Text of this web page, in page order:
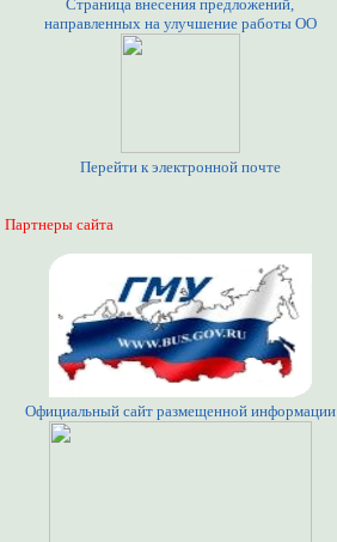
Страница внесения предложений,
направленных на улучшение работы ОО
Перейти к электронной почте
Партнеры сайта
Официальный сайт размещенной информации